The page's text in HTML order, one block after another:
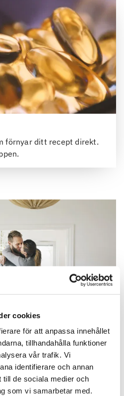
cookies
för att anpassa innehållet
tillhandahålla funktioner
vår trafik. Vi
identifierare och annan
till de sociala medier och
som vi samarbetar med.
förnyar ditt recept direkt.